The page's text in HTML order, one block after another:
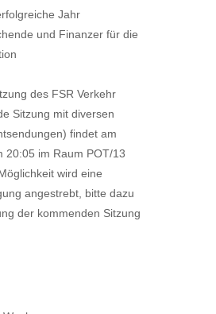
Jahr
und Finanzer für die
des FSR Verkehr
Sitzung mit diversen
findet am
20:05 im Raum POT/13
wird eine
angestrebt, bitte dazu
der kommenden Sitzung